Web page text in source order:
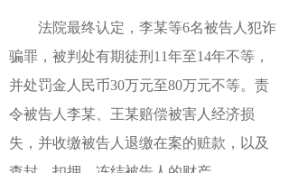
法院最终认定，李某等6名被告人犯诈
骗罪，被判处有期徒刑11年至14年不等，
并处罚金人民币30万元至80万元不等。责
令被告人李某、王某赔偿被害人经济损
失，并收缴被告人退缴在案的赃款，以及